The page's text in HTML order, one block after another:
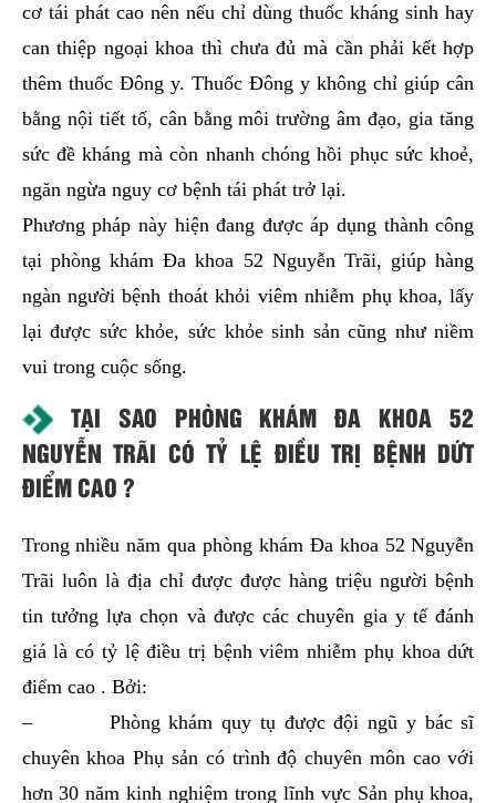
cơ tái phát cao nên nếu chỉ dùng thuốc kháng sinh hay
can thiệp ngoại khoa thì chưa đủ mà cần phải kết hợp
thêm thuốc Đông y. Thuốc Đông y không chỉ giúp cân
bằng nội tiết tố, cân bằng môi trường âm đạo, gia tăng
sức đề kháng mà còn nhanh chóng hồi phục sức khoẻ,
ngăn ngừa nguy cơ bệnh tái phát trở lại.
Phương pháp này hiện đang được áp dụng thành công
tại phòng khám Đa khoa 52 Nguyễn Trãi, giúp hàng
ngàn người bệnh thoát khỏi viêm nhiễm phụ khoa, lấy
lại được sức khỏe, sức khỏe sinh sản cũng như niềm
vui trong cuộc sống.
TẠI SAO PHÒNG KHÁM ĐA KHOA 52
NGUYỄN TRÃI CÓ TỶ LỆ ĐIỀU TRỊ BỆNH DỨT
ĐIỂM CAO ?
Trong nhiều năm qua phòng khám Đa khoa 52 Nguyễn
Trãi luôn là địa chỉ được được hàng triệu người bệnh
tin tưởng lựa chọn và được các chuyên gia y tế đánh
giá là có tỷ lệ điều trị bệnh viêm nhiễm phụ khoa dứt
điểm cao . Bởi:
– Phòng khám quy tụ được đội ngũ y bác sĩ
chuyên khoa Phụ sản có trình độ chuyên môn cao với
hơn 30 năm kinh nghiệm trong lĩnh vực Sản phụ khoa,